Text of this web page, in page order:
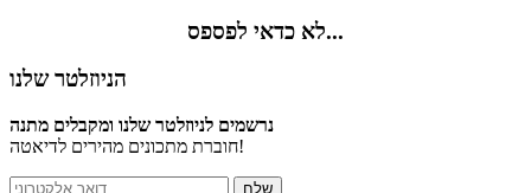
לא כדאי לפספס...
הניוזלטר שלנו
נרשמים לניוזלטר שלנו ומקבלים מתנה
חוברת מתכונים מהירים לדיאטה!